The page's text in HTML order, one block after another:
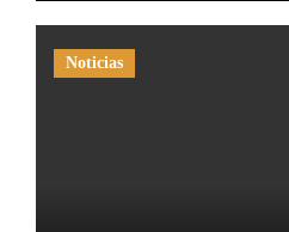
Noticias